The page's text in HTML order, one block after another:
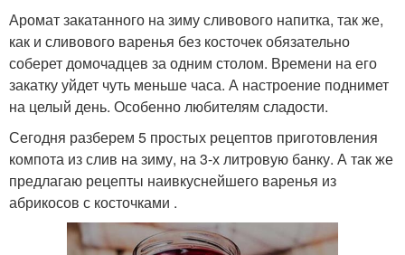
Аромат закатанного на зиму сливового напитка, так же,
как и сливового варенья без косточек обязательно
соберет домочадцев за одним столом. Времени на его
закатку уйдет чуть меньше часа. А настроение поднимет
на целый день. Особенно любителям сладости.
Сегодня разберем 5 простых рецептов приготовления
компота из слив на зиму, на 3-х литровую банку. А так же
предлагаю рецепты наивкуснейшего варенья из
абрикосов с косточками .